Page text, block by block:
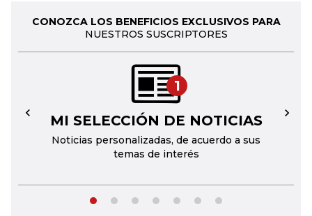
CONOZCA LOS BENEFICIOS EXCLUSIVOS PARA
NUESTROS SUSCRIPTORES
1
MI SELECCIÓN DE NOTICIAS
Noticias personalizadas, de acuerdo a sus
temas de interés
← →